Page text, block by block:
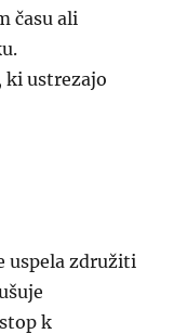
času ali
ki ustrezajo
uspela združiti
k